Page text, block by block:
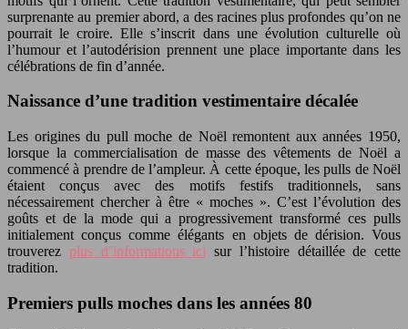
surprenante au premier abord, a des racines plus profondes qu’on ne
pourrait le croire. Elle s’inscrit dans une évolution culturelle où
l’humour et l’autodérision prennent une place importante dans les
célébrations de fin d’année.
Naissance d’une tradition vestimentaire décalée
Les origines du pull moche de Noël remontent aux années 1950,
lorsque la commercialisation de masse des vêtements de Noël a
commencé à prendre de l’ampleur. À cette époque, les pulls de Noël
étaient conçus avec des motifs festifs traditionnels, sans
nécessairement chercher à être « moches ». C’est l’évolution des
goûts et de la mode qui a progressivement transformé ces pulls
initialement conçus comme élégants en objets de dérision. Vous
trouverez plus d’informations ici sur l’histoire détaillée de cette
tradition.
Premiers pulls moches dans les années 80